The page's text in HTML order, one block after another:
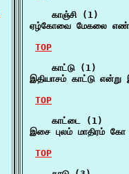
    காஞ்சி (1)
ஏழ்கோவை மேகலை
TOP
    காட்டு (1)
இதியாசம் காட்டு
TOP
    காட்டை (1)
இசை புலம் மாதிரம்
TOP